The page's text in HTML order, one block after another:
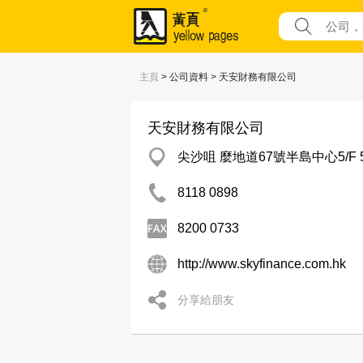
主頁 > 公司資料 > 天安財務有限公司
天安財務有限公司
尖沙咀 麼地道67號半島中心5/F
8118 0898
8200 0733
http://www.skyfinance.com.hk
分享給朋友